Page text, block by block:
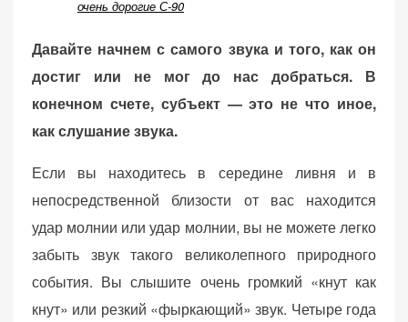
очень дорогие С-90
Давайте начнем с самого звука и того, как он
достиг или не мог до нас добраться. В
конечном счете, субъект — это не что иное,
как слушание звука.
Если вы находитесь в середине ливня и в
непосредственной близости от вас находится
удар молнии или удар молнии, вы не можете легко
забыть звук такого великолепного природного
события. Вы слышите очень громкий «кнут как
кнут» или резкий «фыркающий» звук. Четыре года